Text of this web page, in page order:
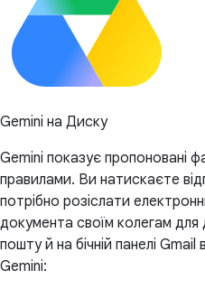
Gemini на Диску
Gemini показує пропоновані
правилами. Ви натискаєте
потрібно розіслати
документа своїм колегам для
пошту й на бічній панелі
Gemini: